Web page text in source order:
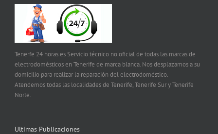
Tenerfe 24 horas es Servicio técnico no oficial de todas las marcas de
electrodomésticos en Tenerife de marca blanca. Nos desplazamos a su
domicilio para realizar la reparación del electrodoméstico.
Atendemos todas las localidades de Tenerife, Tenerife Sur y Tenerife
Norte.
Ultimas Publicaciones